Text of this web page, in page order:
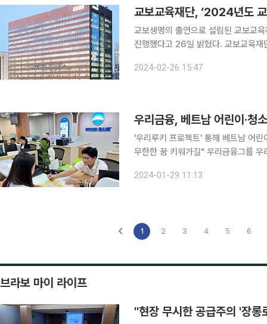
교보교육재단, ‘2024년도
교보생명의 출연으로 설립된 교보교
진행했다고 26일 밝혔다. 교보교육재단은 교보생명과 함께 2003년부터 보육원 퇴소 및 저소득층
선발해 졸업할 때까지 학자금을 지원
2024-02-26 15:47
우리금융, 베트남 어린이·청
'우리루키 프로젝트' 통해 베트남 어
무한한 꿈 키워가길" 우리금융그룹 우리금융미래재단은 베트남 현지 저소득 가정 어린이·청소년
지원은 해외로 확장하는 '우리루키
2024-01-29 11:13
1 2 3 4 5 6
브라보 마이 라이프
"현장 무시한 공급주의 '장